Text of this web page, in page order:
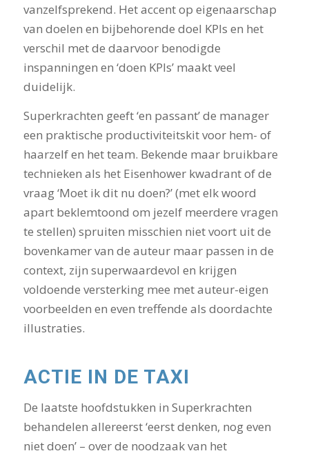
vanzelfsprekend. Het accent op eigenaarschap
van doelen en bijbehorende doel KPIs en het
verschil met de daarvoor benodigde
inspanningen en ‘doen KPIs’ maakt veel
duidelijk.
Superkrachten geeft ‘en passant’ de manager
een praktische productiviteitskit voor hem- of
haarzelf en het team. Bekende maar bruikbare
technieken als het Eisenhower kwadrant of de
vraag ‘Moet ik dit nu doen?’ (met elk woord
apart beklemtoond om jezelf meerdere vragen
te stellen) spruiten misschien niet voort uit de
bovenkamer van de auteur maar passen in de
context, zijn superwaardevol en krijgen
voldoende versterking mee met auteur-eigen
voorbeelden en even treffende als doordachte
illustraties.
ACTIE IN DE TAXI
De laatste hoofdstukken in Superkrachten
behandelen allereerst ‘eerst denken, nog even
niet doen’ – over de noodzaak van het